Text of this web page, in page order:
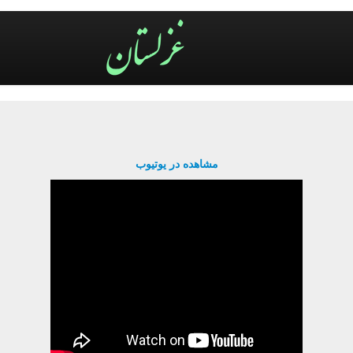
مشاهده در یوتیوب